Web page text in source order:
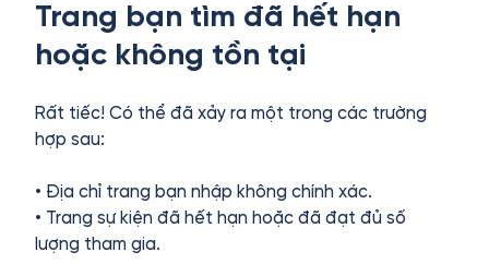
Trang bạn tìm đã hết hạn
hoặc không tồn tại
Rất tiếc! Có thể đã xảy ra một trong các trường
hợp sau:
• Địa chỉ trang bạn nhập không chính xác.
• Trang sự kiện đã hết hạn hoặc đã đạt đủ số
lượng tham gia.